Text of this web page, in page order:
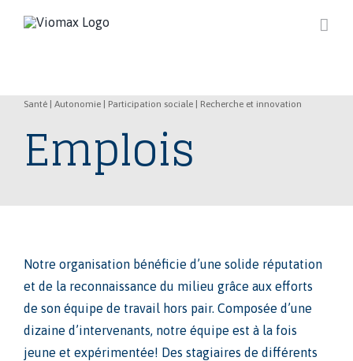
Santé | Autonomie | Participation sociale | Recherche et innovation
Emplois
Notre organisation bénéficie d’une solide réputation
et de la reconnaissance du milieu grâce aux efforts
de son équipe de travail hors pair. Composée d’une
dizaine d’intervenants, notre équipe est à la fois
jeune et expérimentée! Des stagiaires de différents